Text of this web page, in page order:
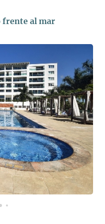
frente al mar